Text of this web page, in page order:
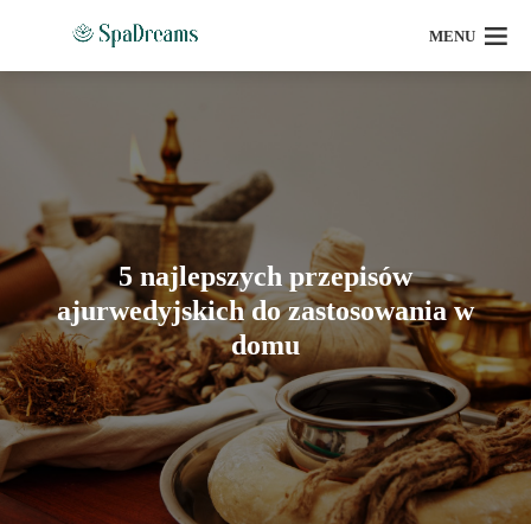
MENU
5 najlepszych przepisów
ajurwedyjskich do zastosowania w
domu